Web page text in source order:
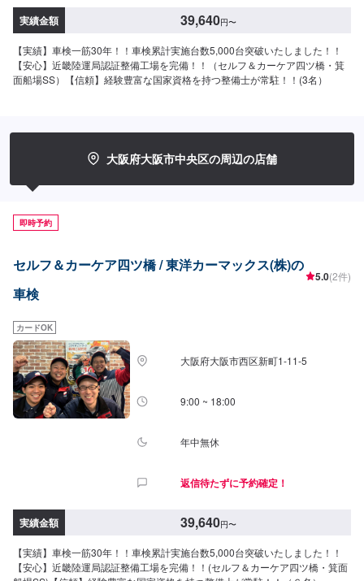
実績金額 39,640円〜
【実績】車検一筋30年！！車検累計実施台数5,000台突破いたしました！！
【安心】近畿陸運局認証整備工場を完備！！（セルフ＆カーケア四ツ橋・箕
面船場SS）【信頼】経験豊富な国家資格を持つ整備士が常駐！！(3名）
大阪府大阪市中央区の周辺の店舗
即時予約
セルフ＆カーケア四ツ橋 / 東洋カーマックス(株)の
車検
5.0(2件)
カードOK
大阪府大阪市西区新町1-11-5
9:00 ~ 18:00
年中無休
返信待たずに予約確定！
実績金額 39,640円〜
【実績】車検一筋30年！！車検累計実施台数5,000台突破いたしました！！
【安心】近畿陸運局認証整備工場を完備！！(セルフ＆カーケア四ツ橋・箕面